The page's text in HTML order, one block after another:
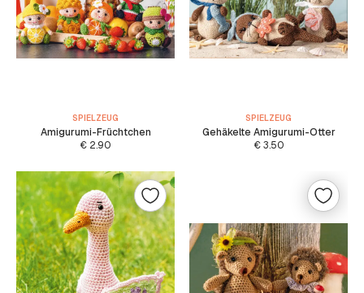
SPIELZEUG
Amigurumi-Früchtchen
€ 2.90
SPIELZEUG
Gehäkelte Amigurumi-Otter
€3.50